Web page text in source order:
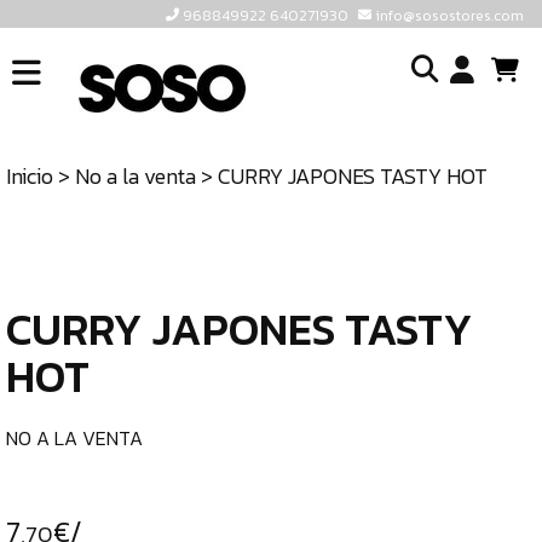
968849922 640271930 info@sosostores.com
INICIO
TIENDA
968849922
640271930
INFO@SOSOSTORES.COM
Inicio> No a la venta> CURRY JAPONES TASTY HOT
CURRY JAPONES TASTY
HOT
NO A LA VENTA
7,70€/